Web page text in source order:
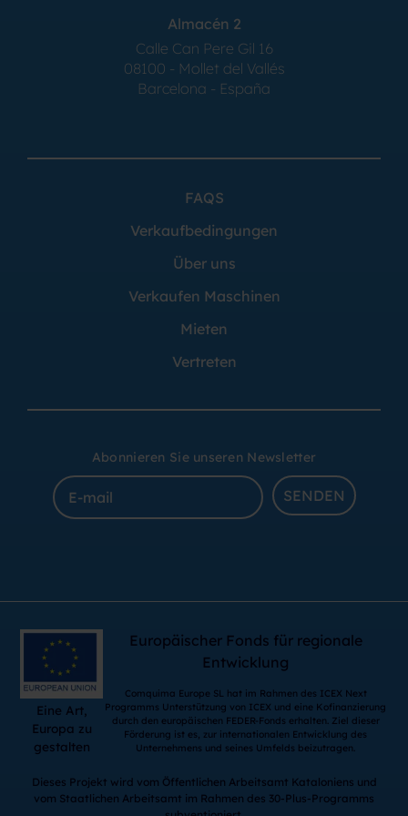
Almacén 2
Calle Can Pere Gil 16
08100 - Mollet del Vallés
Barcelona - España
FAQS
Verkaufbedingungen
Über uns
Verkaufen Maschinen
Mieten
Vertreten
Abonnieren Sie unseren Newsletter
SENDEN
Eine Art,
Europa zu
gestalten
Europäischer Fonds für regionale
Entwicklung
Comquima Europe SL hat im Rahmen des ICEX Next
Programms Unterstützung von ICEX und eine Kofinanzierung
durch den europäischen FEDER-Fonds erhalten. Ziel dieser
Förderung ist es, zur internationalen Entwicklung des
Unternehmens und seines Umfelds beizutragen.
Dieses Projekt wird vom Öffentlichen Arbeitsamt Kataloniens und
vom Staatlichen Arbeitsamt im Rahmen des 30-Plus-Programms